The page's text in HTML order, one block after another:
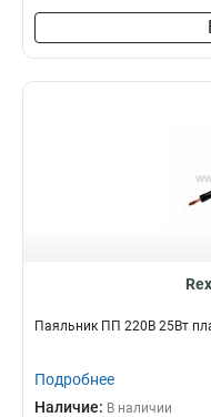
Паяльник ПП 220В 25Вт
Подробнее
Наличие: В наличии